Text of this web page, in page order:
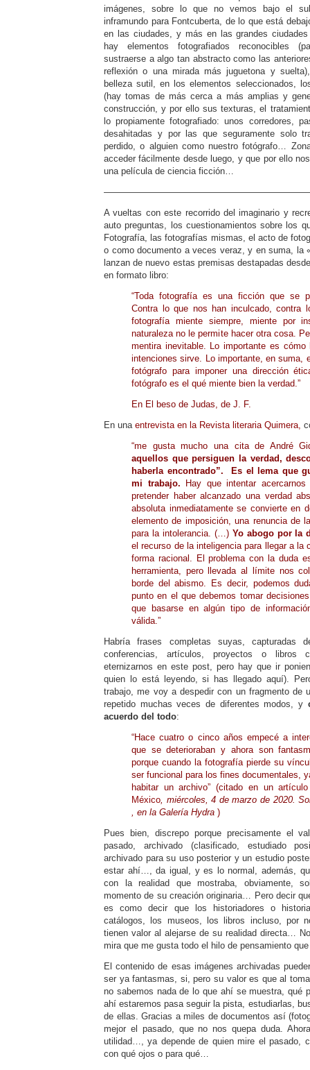
imágenes, sobre lo que no vemos bajo el
inframundo para Fontcuberta, de lo que está
en las ciudades, y más en las grandes
hay elementos fotografiados reconocibles
sustraerse a algo tan abstracto como las
reflexión o una mirada más juguetona y
belleza sutil, en los elementos seleccionados,
(hay tomas de más cerca a más amplias y
construcción, y por ello sus texturas, el
lo propiamente fotografiado: unos corredores,
desahitadas y por las que seguramente solo
perdido, o alguien como nuestro fotógrafo…
acceder fácilmente desde luego, y que por ello
una película de ciencia ficción…
A vueltas con este recorrido del imaginario y
auto preguntas, los cuestionamientos sobre los
Fotografía, las fotografías mismas, el acto de
o como documento a veces veraz, y en suma, la
lanzan de nuevo estas premisas destapadas
en formato libro:
“Toda fotografía es una ficción que se
Contra lo que nos han inculcado, contra
fotografía miente siempre, miente por
naturaleza no le permite hacer otra cosa.
mentira inevitable. Lo importante es
intenciones sirve. Lo importante, en suma,
fotógrafo para imponer una dirección
fotógrafo es el qué miente bien la verdad.”
En El beso de Judas, de J. F.
En una entrevista en la Revista literaria Quimera,
“me gusta mucho una cita de André
aquellos que persiguen la verdad,
haberla encontrado”. Es el lema que
mi trabajo. Hay que intentar
pretender haber alcanzado una verdad
absoluta inmediatamente se convierte en
elemento de imposición, una renuncia de
para la intolerancia. (…) Yo abogo por la
el recurso de la inteligencia para llegar a la
forma racional. El problema con la duda
herramienta, pero llevada al límite nos
borde del abismo. Es decir, podemos
punto en el que debemos tomar
que basarse en algún tipo de
válida.”
Habría frases completas suyas, capturadas
conferencias, artículos, proyectos o libros
eternizarnos en este post, pero hay que ir
quien lo está leyendo, si has llegado aquí).
trabajo, me voy a despedir con un fragmento de
repetido muchas veces de diferentes modos, y
acuerdo del todo:
“Hace cuatro o cinco años empecé a
que se deterioraban y ahora son
porque cuando la fotografía pierde su
ser funcional para los fines documentales,
habitar un archivo” (citado en un
México miércoles, 4 de marzo de 2020.
, en la Galería Hydra )
Pues bien, discrepo porque precisamente el
pasado, archivado (clasificado, estudiado
archivado para su uso posterior y un estudio
estar ahí…, da igual, y es lo normal, además,
con la realidad que mostraba, obviamente,
momento de su creación originaria… Pero decir
es como decir que los historiadores o
catálogos, los museos, los libros incluso, por
tienen valor al alejarse de su realidad directa…
mira que me gusta todo el hilo de pensamiento
El contenido de esas imágenes archivadas
ser ya fantasmas, si, pero su valor es que al
no sabemos nada de lo que ahí se muestra, qué
ahí estaremos pasa seguir la pista, estudiarlas,
de ellas. Gracias a miles de documentos así
mejor el pasado, que no nos quepa duda.
utilidad…, ya depende de quien mire el pasado,
con qué ojos o para qué…